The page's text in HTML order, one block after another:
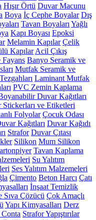
Hışır Örtü Duvar Macunu
Boya İç Cephe Boyalar Dış
Tavan Boyaları Yağlı
Kapı Boyası Epoksi
Melamin Kapılar Çelik
Kapılar Acil Çıkış
Fayans Banyo Seramik ve
Mutfak Seramik ve
Laminant Mutfak
PVC Zemin Kaplama
Duvar Kağıtları
Stickerları ve Etiketleri
Folyolar Çocuk Odası
Kağıtları Duvar Kağıdı
Strafor Duvar Çıtası
Silikon Mum Silikon
Tavan Kaplama
Su Yalıtım
Ses Yalıtım Malzemeleri
Çimento Beton Harcı Çatı
İnşaat Temizlik
Sıva Çözücü Çok Amaçlı
Yapı Kimyasalları Derz
Conta Strafor Yapıştırılar